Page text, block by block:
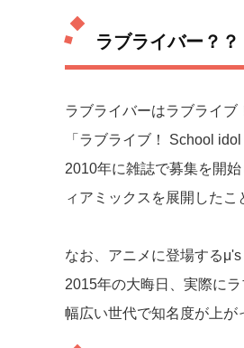
ラブライバー？？
ラブライバーはラブライブ
「ラブライブ！ School
2010年に雑誌で募集を開
ィアミックスを展開したこ
なお、アニメに登場する
2015年の大晦日、実際に
幅広い世代で知名度が上が